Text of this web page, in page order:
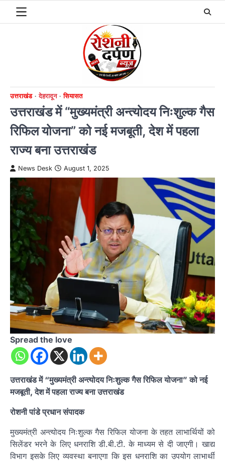
उत्तराखंड देहरादून सियासत
उत्तराखंड में “मुख्यमंत्री अन्त्योदय निःशुल्क गैस
रिफिल योजना” को नई मजबूती, देश में पहला
राज्य बना उत्तराखंड
News Desk August 1, 2025
Spread the love
उत्तराखंड में “मुख्यमंत्री अन्त्योदय निःशुल्क गैस रिफिल योजना” को नई
मजबूती, देश में पहला राज्य बना उत्तराखंड
रोशनी पांडे प्रधान संपादक
मुख्यमंत्री अन्त्योदय निःशुल्क गैस रिफिल योजना के तहत लाभार्थियों को
सिलेंडर भरने के लिए धनराशि डी.बी.टी. के माध्यम से दी जाएगी। खाद्य
विभाग इसके लिए व्यवस्था बनाएगा कि इस धनराशि का उपयोग लाभार्थी